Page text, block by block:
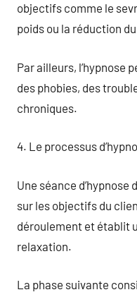
objectifs comme le
poids ou la réduction
Par ailleurs, l’hypnose
des phobies, des
chroniques.
4. Le processus
Une séance
sur les objectifs du
déroulement et établit
relaxation.
La phase suivante